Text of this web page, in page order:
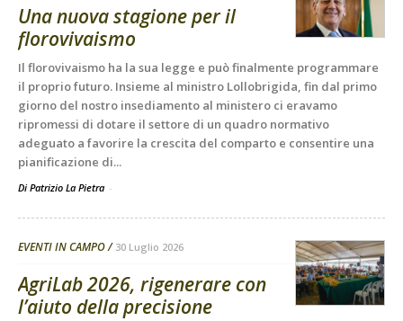
Una nuova stagione per il
florovivaismo
Il florovivaismo ha la sua legge e può finalmente programmare
il proprio futuro. Insieme al ministro Lollobrigida, fin dal primo
giorno del nostro insediamento al ministero ci eravamo
ripromessi di dotare il settore di un quadro normativo
adeguato a favorire la crescita del comparto e consentire una
pianificazione di...
Di Patrizio La Pietra -
EVENTI IN CAMPO 30 Luglio 2026
AgriLab 2026, rigenerare con
l’aiuto della precisione